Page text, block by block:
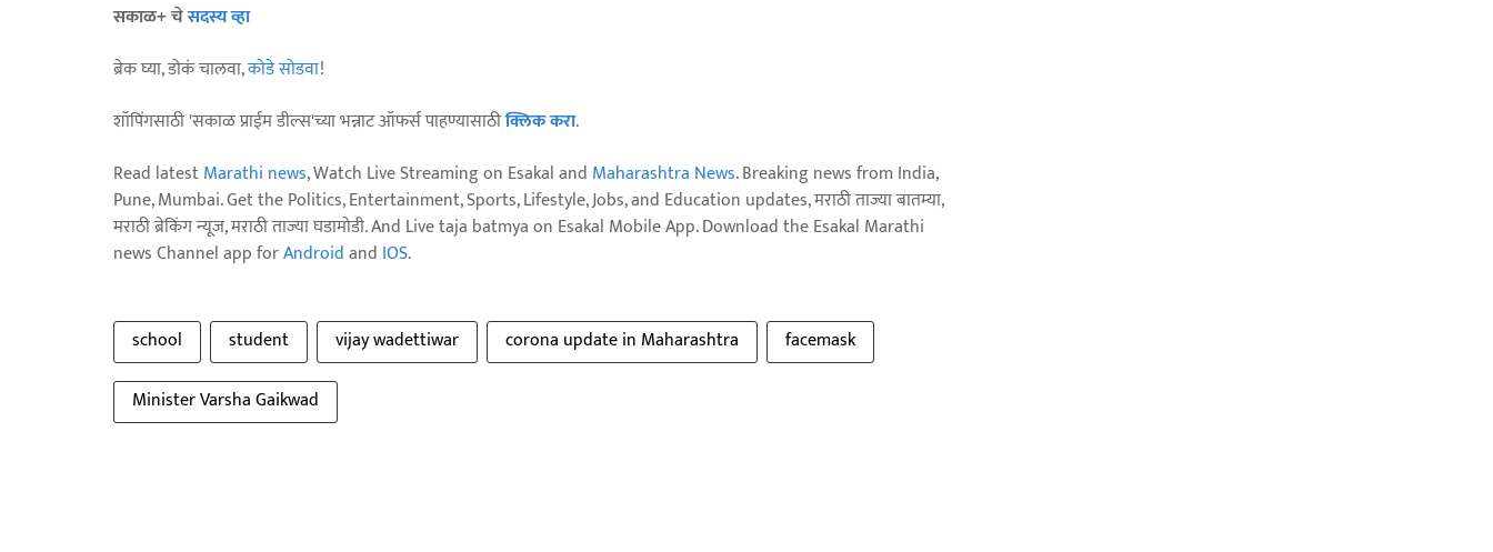
सकाळ+ चेसदस्य व्हा
ब्रेक घ्या, डोकं चालवा,कोडे सोडवा!
शॉपिंगसाठी 'सकाळ प्राईम डील्स'च्या भन्नाट ऑफर्स पाहण्यासाठीक्लिक करा.
Read latestMarathi news, Watch Live Streaming on Esakal and Maharashtra News. Breaking news from India,
Pune, Mumbai. Get the Politics, Entertainment, Sports, Lifestyle, Jobs, and Education updates, मराठी ताज्या बातम्या,
मराठी ब्रेकिंग न्यूज, मराठी ताज्या घडामोडी. And Live taja batmya on Esakal Mobile App. Download the Esakal Marathi
news Channel app forAndroidand IOS.
school student vijay wadettiwar corona update in Maharashtra
facemask
Minister Varsha Gaikwad